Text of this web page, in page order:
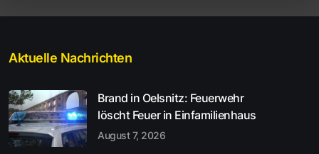
Aktuelle Nachrichten
Brand in Oelsnitz: Feuerwehr
löscht Feuer in Einfamilienhaus
August 7, 2026